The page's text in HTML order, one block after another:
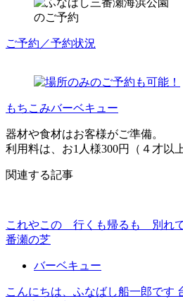
のご予約
ご予約／予約状況
もちこみバーベキュー
器材や食材はお客様がご準備。
利用料は、お1人様300円（４才以上
関連する記事
これやこの 行くも帰るも 別れ
番瀬の芝
バーベキュー
こんにちは、ふなばし船一郎です